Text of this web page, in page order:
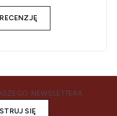
NEWSLETTERA
SIĘ